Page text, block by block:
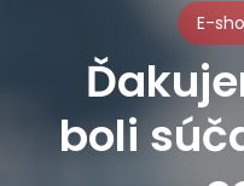
E-
boli